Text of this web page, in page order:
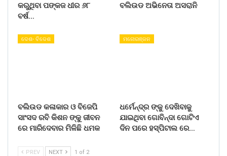
କରୁଥିବା ପଙ୍କଜ ଧୀର ୬୮
ବର୍ଷ…
ବଲିଉଡ ଅଭିନେତା ଅସରାନି
ଦେଶ- ବିଦେଶ
ବଲିଉଡ କଳାକାର ଓ ବିଜେପି
ସାଂସଦ ରବି କିଶନ ଙ୍କୁ ଜୀବନ
ରେ ମାରିଦେବାର ମିଳିଛି ଧମକ
ମନୋରଞ୍ଜନ
ଧର୍ମେନ୍ଦ୍ର ଙ୍କୁ ଦେଖିବାକୁ
ଯାଇଥିବା ଗୋବିନ୍ଦା ଗୋଟିଏ
ଦିନ ପରେ ହସ୍ପିଟାଲ ରେ…
PREV NEXT 1 of 2